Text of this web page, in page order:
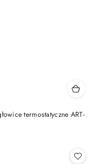
termostatyczne ART-